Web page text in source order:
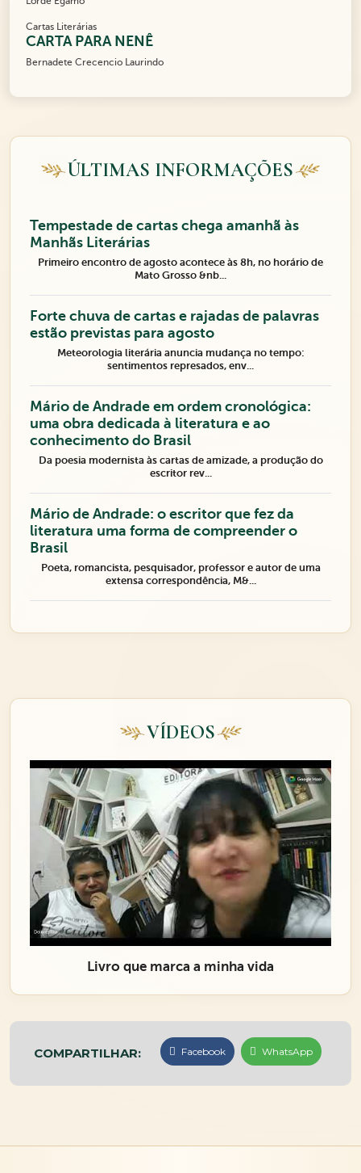
Cartas Literárias
CARTA PARA NENÊ
Bernadete Crecencio Laurindo
ÚLTIMAS INFORMAÇÕES
Tempestade de cartas chega amanhã às
Manhãs Literárias
Primeiro encontro de agosto acontece às 8h, no horário de
Mato Grosso &nb...
Forte chuva de cartas e rajadas de palavras
estão previstas para agosto
Meteorologia literária anuncia mudança no tempo:
sentimentos represados, env...
Mário de Andrade em ordem cronológica:
uma obra dedicada à literatura e ao
conhecimento do Brasil
Da poesia modernista às cartas de amizade, a produção do
escritor rev...
Mário de Andrade: o escritor que fez da
literatura uma forma de compreender o
Brasil
Poeta, romancista, pesquisador, professor e autor de uma
extensa correspondência, M&...
VÍDEOS
Livro que marca a minha vida
COMPARTILHAR: Facebook WhatsApp